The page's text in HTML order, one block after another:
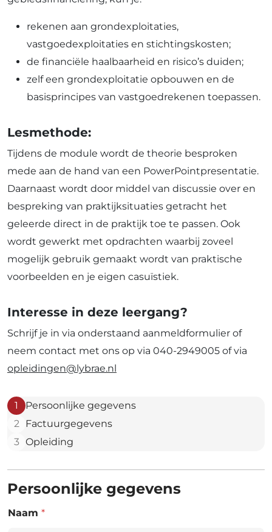
rekenen aan grondexploitaties,
vastgoedexploitaties en stichtingskosten;
de financiële haalbaarheid en risico’s duiden;
zelf een grondexploitatie opbouwen en de
basisprincipes van vastgoedrekenen toepassen.
Lesmethode:
Tijdens de module wordt de theorie besproken
mede aan de hand van een PowerPointpresentatie.
Daarnaast wordt door middel van discussie over en
bespreking van praktijksituaties getracht het
geleerde direct in de praktijk toe te passen. Ook
wordt gewerkt met opdrachten waarbij zoveel
mogelijk gebruik gemaakt wordt van praktische
voorbeelden en je eigen casuïstiek.
Interesse in deze leergang?
Schrijf je in via onderstaand aanmeldformulier of
neem contact met ons op via 040-2949005 of via
opleidingen@lybrae.nl
1
Persoonlijke gegevens
2
Factuurgegevens
3 Opleiding
Persoonlijke gegevens
Naam *